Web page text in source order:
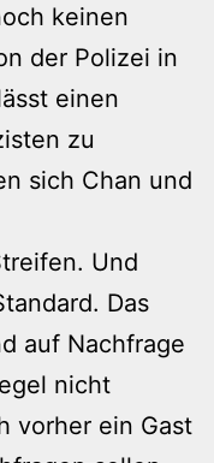
keinen
der Polizei in
einen
zu
sich Chan und
Und
Das
auf Nachfrage
nicht
vorher ein Gast